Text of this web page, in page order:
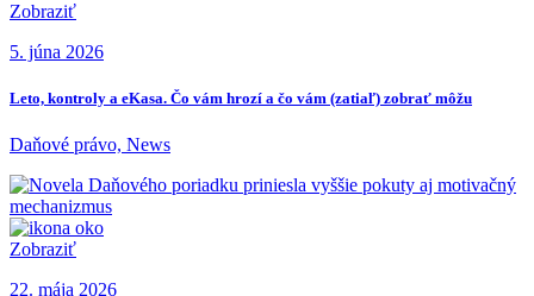
Zobraziť
5. júna 2026
Leto, kontroly a eKasa. Čo vám hrozí a čo vám (zatiaľ) zobrať môžu
Daňové právo, News
Zobraziť
22. mája 2026